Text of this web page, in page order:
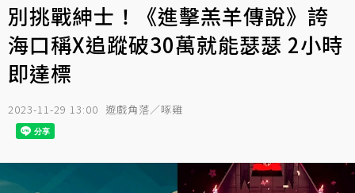
別挑戰紳士！《進擊羔羊傳說》誇
海口稱X追蹤破30萬就能瑟瑟 2小時
即達標
2023-11-29 13:00 遊戲角落／啄雞